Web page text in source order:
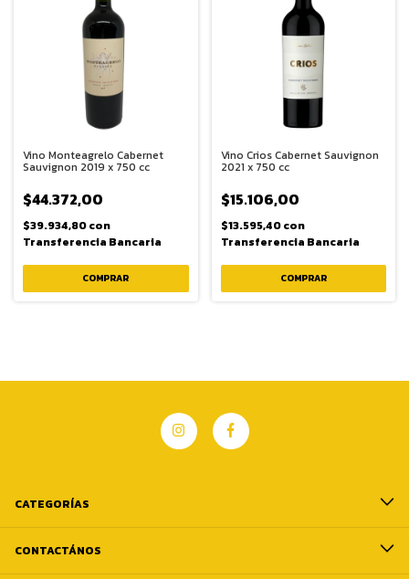
Vino Monteagrelo Cabernet
Sauvignon 2019 x 750 cc
$44.372,00
$39.934,80con
Transferencia Bancaria
Vino Crios Cabernet Sauvignon
2021 x 750 cc
$15.106,00
$13.595,40con
Transferencia Bancaria
CATEGORÍAS
CONTACTÁNOS